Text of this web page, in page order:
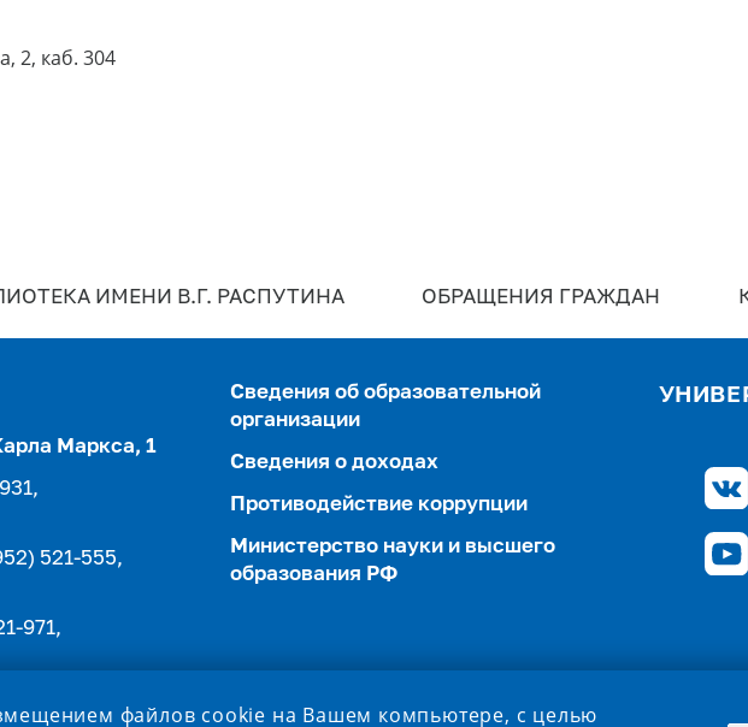
2, каб. 304
ИМЕНИ В.Г. РАСПУТИНА ОБРАЩЕНИЯ ГРАЖДАН
Маркса, 1
521-555,
971,
Сведения об образовательной
организации
Сведения о доходах
Противодействие коррупции
Министерство науки и высшего
образования РФ
файлов cookie на Вашем компьютере, с целью